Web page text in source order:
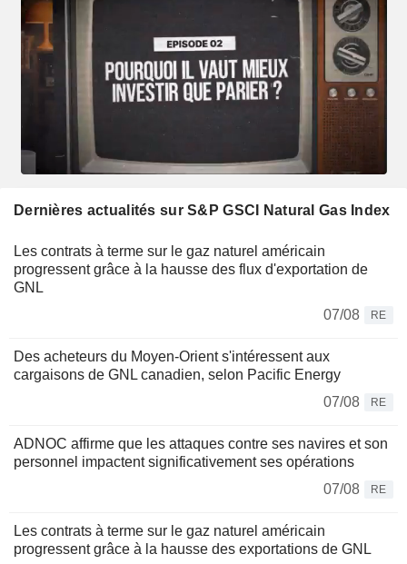
Dernières actualités sur S&P GSCI Natural Gas Index
Les contrats à terme sur le gaz naturel américain
progressent grâce à la hausse des flux d'exportation de
GNL
07/08
RE
Des acheteurs du Moyen-Orient s'intéressent aux
cargaisons de GNL canadien, selon Pacific Energy
07/08
RE
ADNOC affirme que les attaques contre ses navires et son
personnel impactent significativement ses opérations
07/08
RE
Les contrats à terme sur le gaz naturel américain
progressent grâce à la hausse des exportations de GNL